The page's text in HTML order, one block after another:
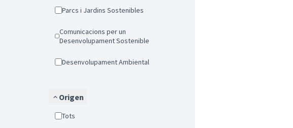
Parcs i Jardins Sostenibles
Comunicacions per un
Desenvolupament Sostenible
Desenvolupament Ambiental
Origen
Tots